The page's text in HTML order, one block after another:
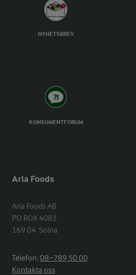
NYHETSBREV
KONSUMENTFORUM
Arla Foods
Arla Foods AB
PO BOX 4083
169 04  Solna
Telefon:08−789 50 00
Kontakta oss